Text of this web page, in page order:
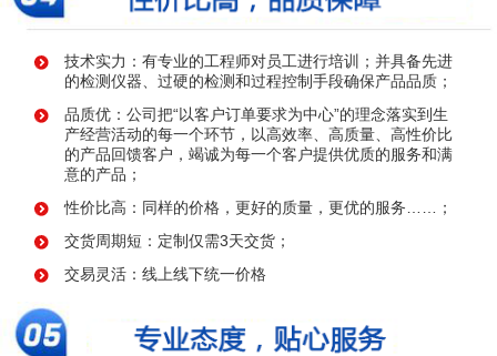
技术实力：有专业的工程师对员工进行培训；并具备先进
的检测仪器、过硬的检测和过程控制手段确保产品品质；
品质优：公司把“以客户订单要求为中心”的理念落实到生
产经营活动的每一个环节，以高效率、高质量、高性价比
的产品回馈客户，竭诚为每一个客户提供优质的服务和满
意的产品；
性价比高：同样的价格，更好的质量，更优的服务……；
交货周期短：定制仅需3天交货；
交易灵活：线上线下统一价格